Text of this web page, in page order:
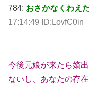
784: おさかなくわえ
17:14:49 ID:LovfC0in
今後元娘が来たら嫡
ないし、あなたの存